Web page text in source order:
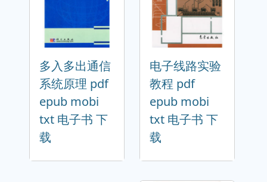
多入多出通信
系统原理 pdf
epub mobi
txt 电子书 下
载
电子线路实验
教程 pdf
epub mobi
txt 电子书 下
载